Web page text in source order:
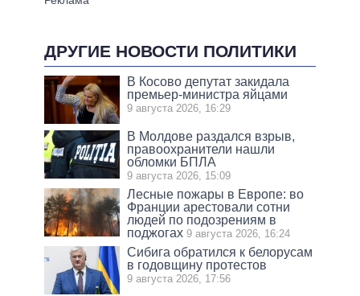
ДРУГИЕ НОВОСТИ ПОЛИТИКИ
В Косово депутат закидала
премьер-министра яйцами
9 августа 2026, 16:29
В Молдове раздался взрыв,
правоохранители нашли
обломки БПЛА
9 августа 2026, 15:09
Лесные пожары в Европе: во
Франции арестовали сотни
людей по подозрениям в
поджогах 9 августа 2026, 16:24
Сибига обратился к белорусам
в годовщину протестов
9 августа 2026, 17:56